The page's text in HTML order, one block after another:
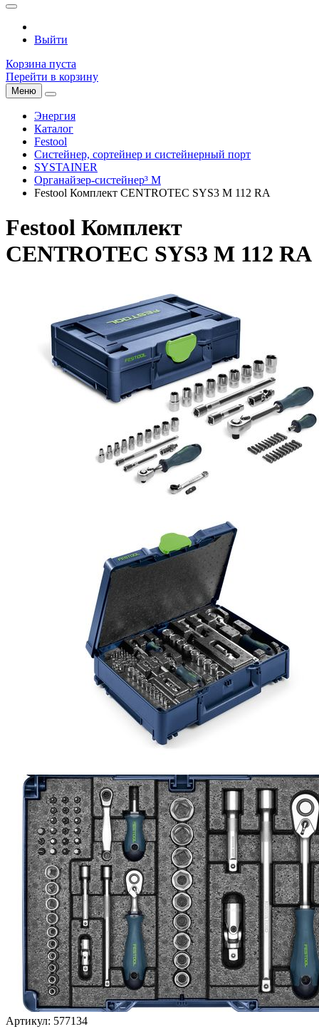
Выйти
Корзина пуста
Перейти в корзину
Меню
Энергия
Каталог
Festool
Систейнер, сортейнер и систейнерный порт
SYSTAINER
Органайзер-систейнер³ M
Festool Комплект CENTROTEC SYS3 M 112 RA
Festool Комплект
CENTROTEC SYS3 M 112 RA
Артикул: 577134